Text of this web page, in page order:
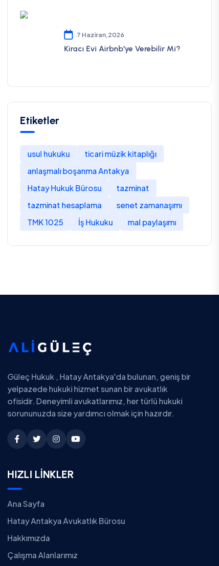
7 Haziran,2026
Kiracı Evi Airbnb'ye Verebilir Mi?
Etiketler
usul hukuku
ticari müzik kitaplığı
anlaşmalı boşanma Antakya
Hatay Hukuk Bürosu
tazminat
tazminat hesaplama
senet zamanaşımı
TMK 1025
İş Hukuku mal paylaşımı
Güleç Hukuk , Hatay Antakya'da bulunan, geniş bir
yelpazede hukuki hizmet sunan bir avukatlık
ofisidir. Deneyimli avukatlarımız, her türlü hukuki
sorununuzda size yardımcı olmak için hazırdır.
HIZLI LİNKLER
Ana Sayfa
Hatay Antakya Avukatlık Bürosu
Hakkımızda
Çalışma Alanlarımız